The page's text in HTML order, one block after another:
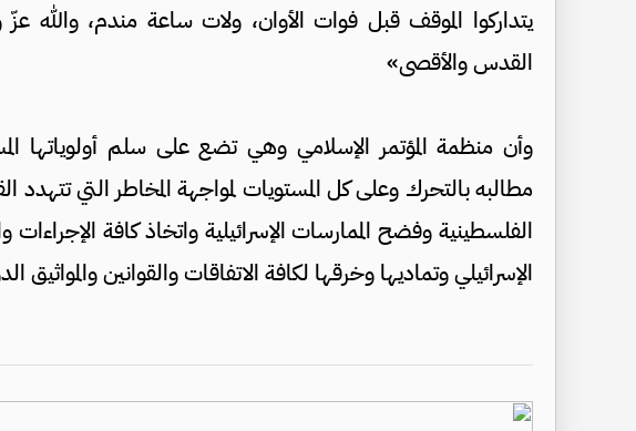
يتداركوا الموقف قبل فوات الأوان، ولات ساعة مندم،
القدس والأقصى»
وأن منظمة المؤتمر الإسلامي وهي تضع على سلم أولوياتها
مطالبه بالتحرك وعلى كل المستويات لمواجهة المخاطر التي
الفلسطينية وفضح الممارسات الإسرائيلية واتخاذ كافة الإجراءات
الإسرائيلي وتماديها وخرقها لكافة الاتفاقات والقوانين والمواثيق